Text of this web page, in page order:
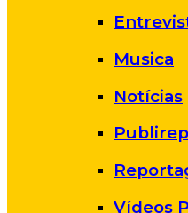
Musica
Notícias
Vídeos